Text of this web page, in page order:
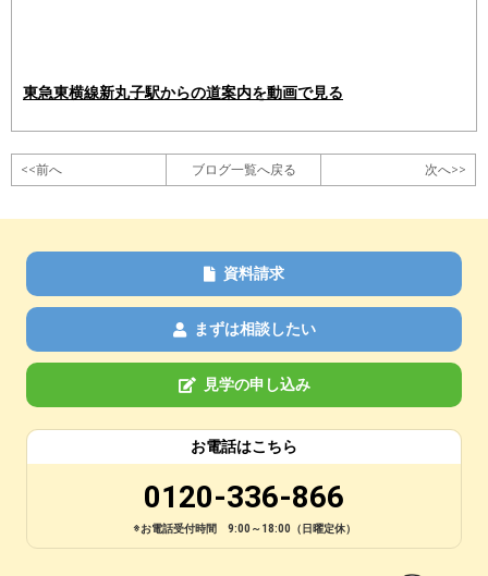
東急東横線新丸子駅からの道案内を動画で見る
<<前へ ブログ一覧へ戻る 次へ>>
資料請求
まずは相談したい
見学の申し込み
お電話はこちら
0120-336-866
※お電話受付時間 9:00～18:00（日曜定休）